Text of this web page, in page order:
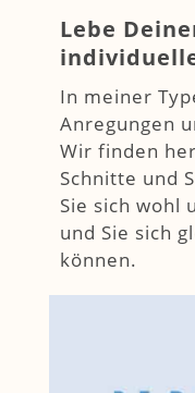
Lebe
In meiner
Anregungen
Wir finden
Schnitte und
Sie sich wohl
und Sie sich
können.